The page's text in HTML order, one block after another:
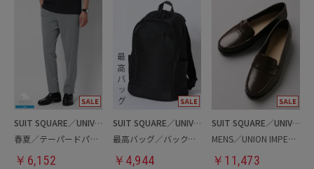
SUIT SQUARE／UNIVERSAL LANGUAGE
春夏／テーパードパンツ
￥ 6,152
SUIT SQUARE／UNIVERSAL LANGUAGE
最高バッグ／バックパック
￥ 4,944
SUIT SQUARE／UNIVERSAL LANGUAGE
MENS／UNION IMPERIAL監修／コインローファー
￥ 11,473